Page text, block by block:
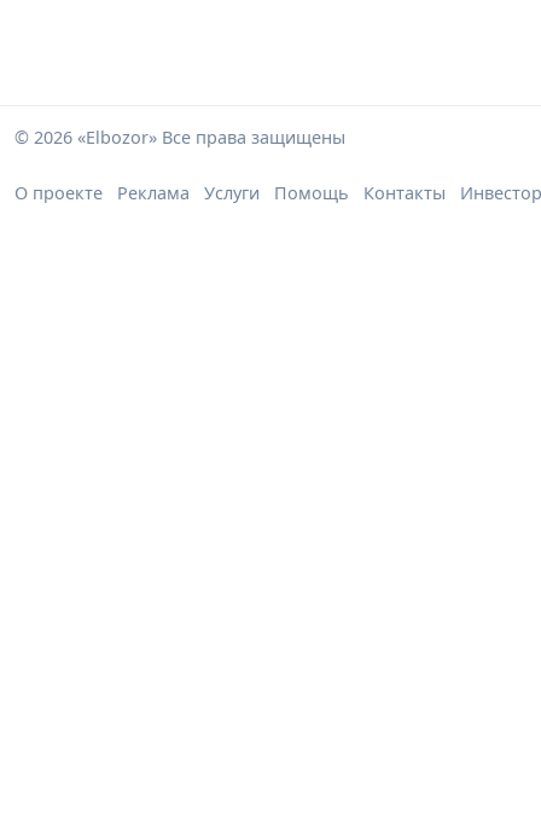
© 2026 «Elbozor» Все права защищены
О проекте Реклама Услуги Помощь Контакты